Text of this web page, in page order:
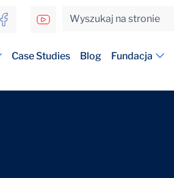
Case Studies Blog Fundacja